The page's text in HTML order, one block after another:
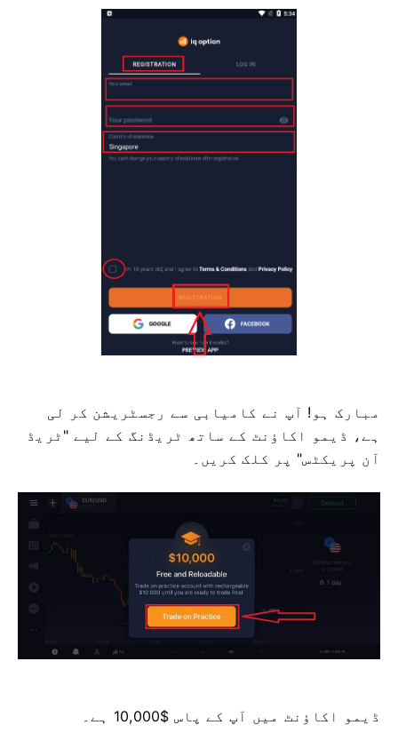
مبارک ہو! آپ نے کامیابی سے رجسٹریشن کر لی
ہے، ڈیمو اکاؤنٹ کے ساتھ ٹریڈنگ کے لیے "ٹریڈ
آن پریکٹس" پر کلک کریں۔
ڈیمو اکاؤنٹ میں آپ کے پاس $10,000 ہے۔